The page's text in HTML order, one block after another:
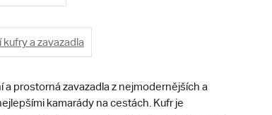
a zavazadla
a prostorná zavazadla z nejmodernějších a
kamarády na cestách. Kufr je